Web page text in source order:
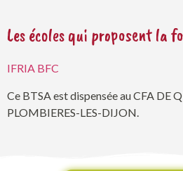
Les écoles qui proposent la
IFRIA BFC
Ce BTSA est dispensée au CFA DE
PLOMBIERES-LES-DIJON.